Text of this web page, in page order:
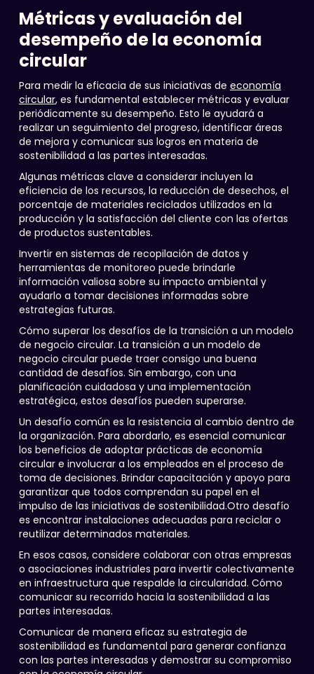
Métricas y evaluación del
desempeño de la economía
circular
Para medir la eficacia de sus iniciativas de economía
circular, es fundamental establecer métricas y evaluar
periódicamente su desempeño. Esto le ayudará a
realizar un seguimiento del progreso, identificar áreas
de mejora y comunicar sus logros en materia de
sostenibilidad a las partes interesadas.
Algunas métricas clave a considerar incluyen la
eficiencia de los recursos, la reducción de desechos, el
porcentaje de materiales reciclados utilizados en la
producción y la satisfacción del cliente con las ofertas
de productos sustentables.
Invertir en sistemas de recopilación de datos y
herramientas de monitoreo puede brindarle
información valiosa sobre su impacto ambiental y
ayudarlo a tomar decisiones informadas sobre
estrategias futuras.
Cómo superar los desafíos de la transición a un modelo
de negocio circular. La transición a un modelo de
negocio circular puede traer consigo una buena
cantidad de desafíos. Sin embargo, con una
planificación cuidadosa y una implementación
estratégica, estos desafíos pueden superarse.
Un desafío común es la resistencia al cambio dentro de
la organización. Para abordarlo, es esencial comunicar
los beneficios de adoptar prácticas de economía
circular e involucrar a los empleados en el proceso de
toma de decisiones. Brindar capacitación y apoyo para
garantizar que todos comprendan su papel en el
impulso de las iniciativas de sostenibilidad.Otro desafío
es encontrar instalaciones adecuadas para reciclar o
reutilizar determinados materiales.
En esos casos, considere colaborar con otras empresas
o asociaciones industriales para invertir colectivamente
en infraestructura que respalde la circularidad. Cómo
comunicar su recorrido hacia la sostenibilidad a las
partes interesadas.
Comunicar de manera eficaz su estrategia de
sostenibilidad es fundamental para generar confianza
con las partes interesadas y demostrar su compromiso